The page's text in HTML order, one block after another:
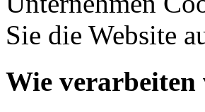
Sie die Website
Wie